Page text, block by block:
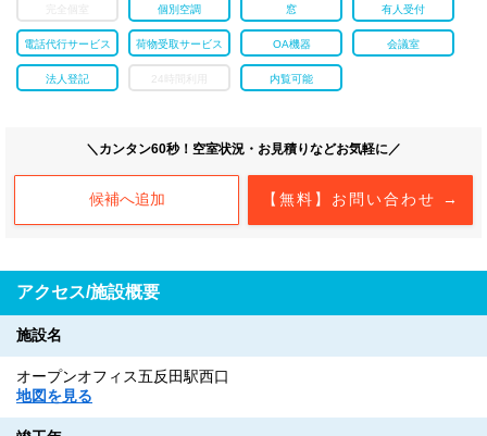
完全個室 個別空調 窓 有人受付
電話代行サービス 荷物受取サービス OA機器 会議室
法人登記 24時間利用 内覧可能
＼カンタン60秒！空室状況・お見積りなどお気軽に／
【無料】お問い合わせ →
候補へ追加
アクセス/施設概要
施設名
オープンオフィス五反田駅西口
地図を見る